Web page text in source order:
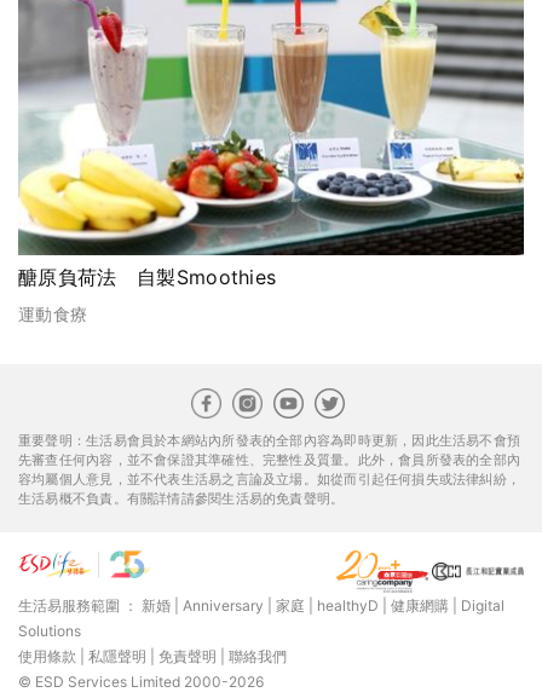
醣原負荷法 自製Smoothies
運動食療
重要聲明：生活易會員於本網站內所發表的全部內容為即時更新，因此生活易不會預
先審查任何內容，並不會保證其準確性、完整性及質量。此外，會員所發表的全部內
容均屬個人意見，並不代表生活易之言論及立場。如從而引起任何損失或法律糾紛，
生活易概不負責。有關詳情請參閱生活易的免責聲明。
生活易服務範圍 ： 新婚 Anniversary 家庭 healthyD 健康網購
Digital
Solutions
使用條款
私隱聲明 免責聲明
聯絡我們
© ESD Services Limited 2000-2026